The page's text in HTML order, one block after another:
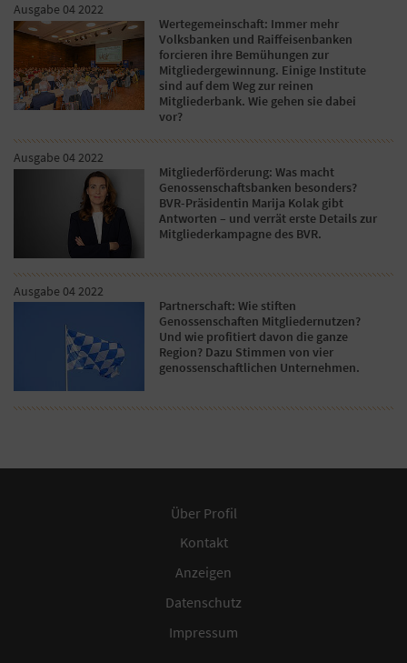
Ausgabe 04 2022
Wertegemeinschaft: Immer mehr
Volksbanken und Raiffeisenbanken
forcieren ihre Bemühungen zur
Mitgliedergewinnung. Einige Institute
sind auf dem Weg zur reinen
Mitgliederbank. Wie gehen sie dabei
vor?
Ausgabe 04 2022
Mitgliederförderung: Was macht
Genossenschaftsbanken besonders?
BVR-Präsidentin Marija Kolak gibt
Antworten – und verrät erste Details zur
Mitgliederkampagne des BVR.
Ausgabe 04 2022
Partnerschaft: Wie stiften
Genossenschaften Mitgliedernutzen?
Und wie profitiert davon die ganze
Region? Dazu Stimmen von vier
genossenschaftlichen Unternehmen.
Über Profil
Kontakt
Anzeigen
Datenschutz
Impressum